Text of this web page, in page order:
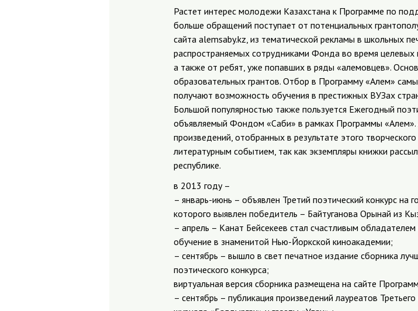
Растет интерес молодежи Казахстана к Программе по
больше обращений поступает от потенциальных
сайта alemsaby.kz, из тематической рекламы в школьных
распространяемых сотрудниками Фонда во время
а также от ребят, уже попавших в ряды «алемовцев».
образовательных грантов. Отбор в Программу «Алем»
получают возможность обучения в престижных ВУЗах
Большой популярностью также пользуется Ежегодный
объявляемый Фондом «Саби» в рамках Программы «Алем».
произведений, отобранных в результате этого
литературным событием, так как экземпляры книжки
республике.
в 2013 году –
– январь-июнь – объявлен Третий поэтический конкурс на
которого выявлен победитель – Байтуганова Орынай из
– апрель – Канат Бейсекеев стал счастливым
обучение в знаменитой Нью-Йоркской киноакадемии;
– сентябрь – вышло в свет печатное издание сборника
поэтического конкурса;
виртуальная версия сборника размещена на сайте
– сентябрь – публикация произведений лауреатов